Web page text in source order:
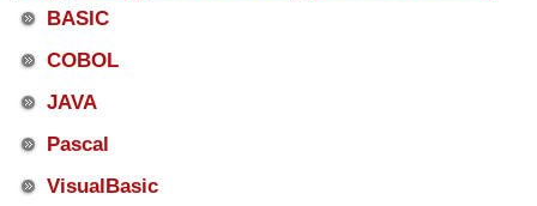
BASIC
COBOL
JAVA
Pascal
VisualBasic